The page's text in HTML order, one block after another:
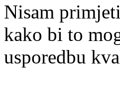
Nisam
kako bi to
usporedbu